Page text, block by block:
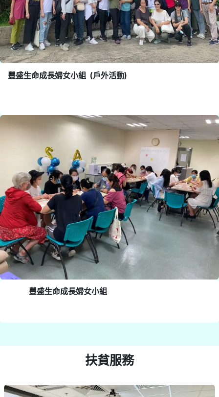
豐盛生命成長婦女小組 (戶外活動)
豐盛生命成長婦女小組
扶貧服務